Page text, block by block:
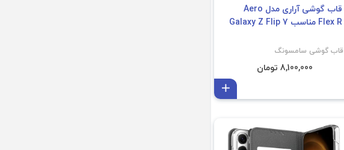
قاب گوشی آراری مدل Aero
Flex R مناسب Galaxy Z Flip 7
قاب گوشی سامسونگ
8,100,000 تومان